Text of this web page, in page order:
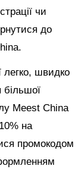
чи
до
легко, швидко
більшої
Meest China
на
промокодом